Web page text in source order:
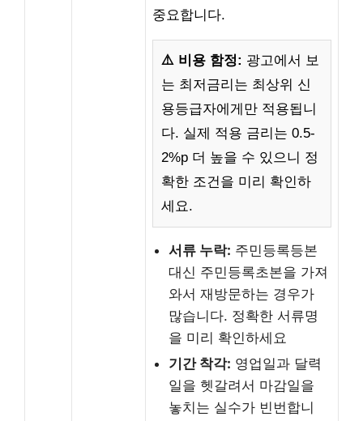
중요합니다.
⚠️ 비용 함정: 광고에서 보
는 최저금리는 최상위 신
용등급자에게만 적용됩니
다. 실제 적용 금리는 0.5-
2%p 더 높을 수 있으니 정
확한 조건을 미리 확인하
세요.
서류 누락: 주민등록등본
대신 주민등록초본을 가져
와서 재방문하는 경우가
많습니다. 정확한 서류명
을 미리 확인하세요
기간 착각: 영업일과 달력
일을 헷갈려서 마감일을
놓치는 실수가 빈번합니